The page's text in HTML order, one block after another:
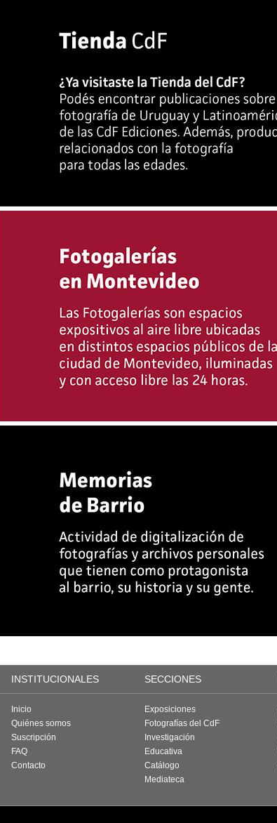
INSTITUCIONALES SECCIONES
Inicio
Quiénes somos
Suscripción
FAQ
Contacto
Exposiciones
Fotografías del CdF
Investigación
Educativa
Catálogo
Mediateca